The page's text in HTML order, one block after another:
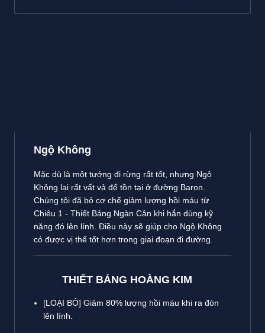
Ngộ Không
Mặc dù là một tướng đi rừng rất tốt, nhưng Ngộ
Không lại rất vất vả để tồn tại ở đường Baron.
Chúng tôi đã bỏ cơ chế giảm lượng hồi máu từ
Chiêu 1 - Thiết Bảng Ngàn Cân khi hắn dùng kỹ
năng đó lên lính. Điều này sẽ giúp cho Ngộ Không
có được vị thế tốt hơn trong giai đoạn đi đường.
THIẾT BẢNG HOÀNG KIM
[LOẠI BỎ] Giảm 80% lượng hồi máu khi ra đòn
lên lính.